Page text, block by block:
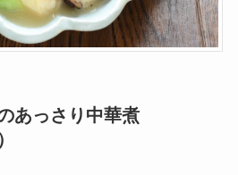
あっさり中華煮